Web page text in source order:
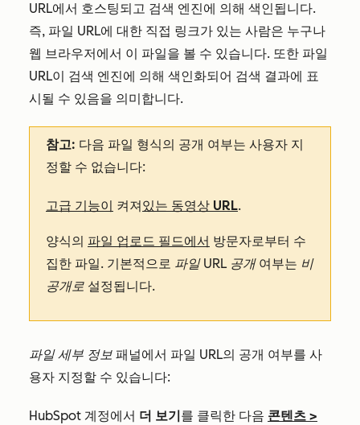
URL에서 호스팅되고 검색 엔진에 의해 색인됩니다.
즉, 파일 URL에 대한 직접 링크가 있는 사람은 누구나
웹 브라우저에서 이 파일을 볼 수 있습니다. 또한 파일
URL이 검색 엔진에 의해 색인화되어 검색 결과에 표
시될 수 있음을 의미합니다.
참고: 다음 파일 형식의 공개 여부는 사용자 지
정할 수 없습니다:
고급 기능이 켜져 있는 동영상 URL.
양식의 파일 업로드 필드에서 방문자로부터 수
집한 파일. 기본적으로 파일 URL 공개 여부는 비
공개로 설정됩니다.
파일 세부 정보 패널에서 파일 URL의 공개 여부를 사
용자 지정할 수 있습니다:
HubSpot 계정에서 더 보기 를 클릭한 다음 콘텐츠 >